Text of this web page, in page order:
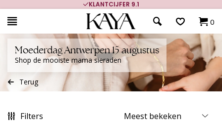
700.000+ TEVREDEN KLANTEN
0
Moederdag Antwerpen 15 augustus
Shop de mooiste mama sieraden
Terug
Filters